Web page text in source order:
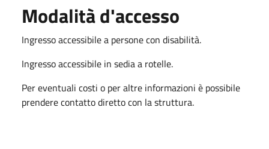
Modalità d'accesso
Ingresso accessibile a persone con disabilità.
Ingresso accessibile in sedia a rotelle.
Per eventuali costi o per altre informazioni è possibile
prendere contatto diretto con la struttura.